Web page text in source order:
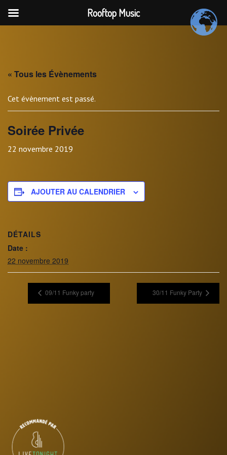
« Tous les Évènements
Cet évènement est passé.
Soirée Privée
22 novembre 2019
AJOUTER AU CALENDRIER
DÉTAILS
Date :
22 novembre 2019
09/11 Funky party 30/11 Funky Party
Rooftop Music